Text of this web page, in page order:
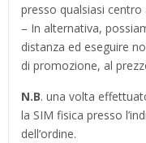
presso qualsiasi
– In alternativa,
distanza ed eseguire
di promozione, al
N.B. una volta
la SIM fisica presso
dell’ordine.